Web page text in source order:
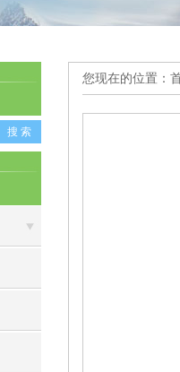
您现在的位置：